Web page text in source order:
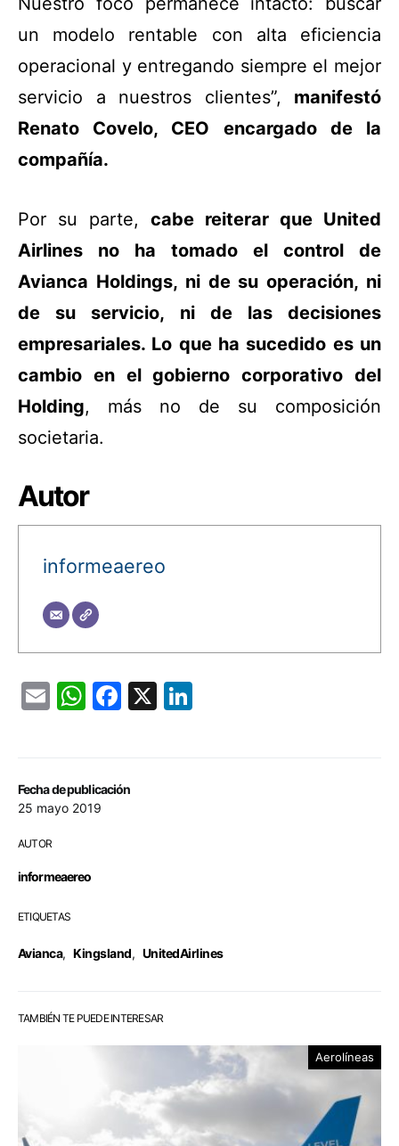
Fecha de publicación
25 mayo 2019
AUTOR
informeaereo
ETIQUETAS
Avianca, Kingsland, UnitedAirlines
un modelo rentable con alta eficiencia
operacional y entregando siempre el mejor
servicio a nuestros clientes”, manifestó
Renato Covelo, CEO encargado de la
compañía.
Por su parte, cabe reiterar que United
Airlines no ha tomado el control de
Avianca Holdings, ni de su operación, ni
de su servicio, ni de las decisiones
empresariales. Lo que ha sucedido es un
cambio en el gobierno corporativo del
Holding, más no de su composición
societaria.
Autor
informeaereo
EmailWhatsApp
Facebook
X
TAMBIÉN TE PUEDE INTERESAR
Aerolíneas